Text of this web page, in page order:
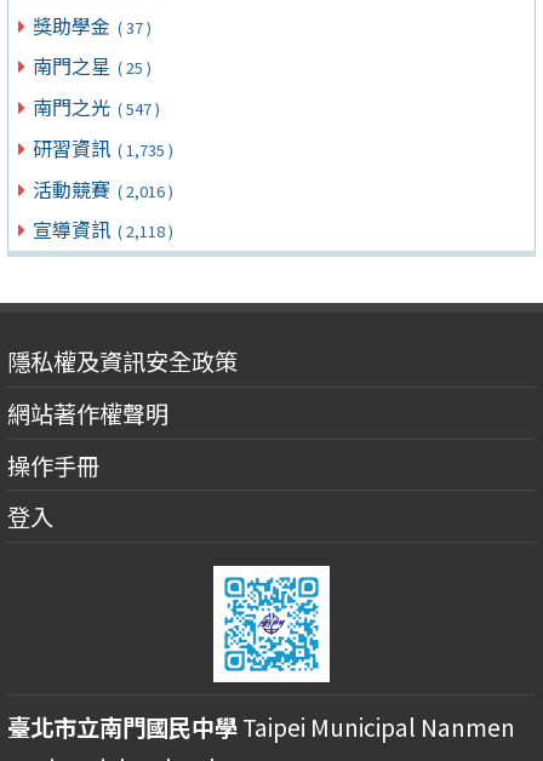
獎助學金 ( 37 )
南門之星 ( 25 )
南門之光 ( 547 )
研習資訊 ( 1,735 )
活動競賽 ( 2,016 )
宣導資訊 ( 2,118 )
隱私權及資訊安全政策
網站著作權聲明
操作手冊
登入
臺北市立南門國民中學Taipei Municipal Nanmen